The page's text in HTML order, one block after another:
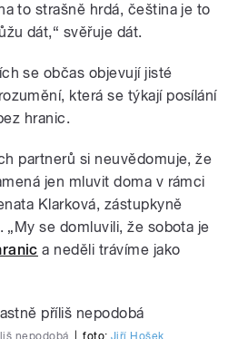
to strašně hrdá, čeština je to
dát,“ svěřuje dát.
se občas objevují jisté
která se týkají posílání
hranic.
partnerů si neuvědomuje, že
jen mluvit doma v rámci
Klarková, zástupkyně
se domluvili, že sobota je
a neděli trávíme jako